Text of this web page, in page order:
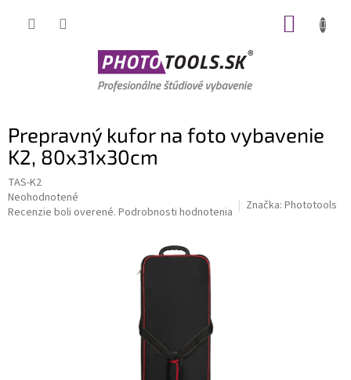
Prepravný kufor na foto vybavenie
K2, 80x31x30cm
TAS-K2
Priemerné
hodnotenie
Neohodnotené
Recenzie boli overené. Podrobnosti hodnotenia Značka: Phototools